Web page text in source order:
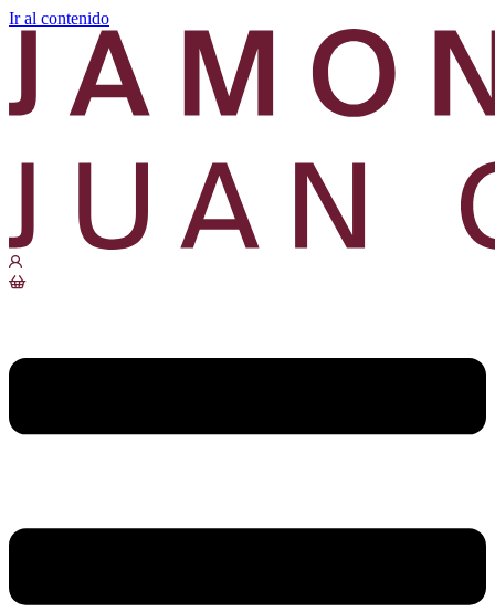
Ir al contenido